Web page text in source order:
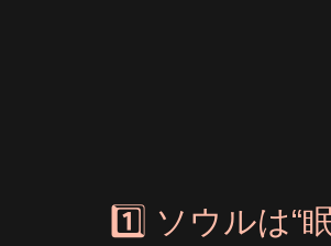
1️⃣ ソウルは“